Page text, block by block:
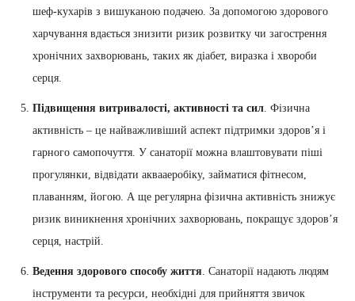
шеф-кухарів з вишуканою подачею. За допомогою здорового
харчування вдається знизити ризик розвитку чи загострення
хронічних захворювань, таких як діабет, виразка і хвороби
серця.
Підвищення витривалості, активності та сил. Фізична
активність – це найважливіший аспект підтримки здоров’я і
гарного самопочуття. У санаторії можна влаштовувати піші
прогулянки, відвідати аквааеробіку, займатися фітнесом,
плаванням, йогою. А ще регулярна фізична активність знижує
ризик виникнення хронічних захворювань, покращує здоров’я
серця, настрій.
Ведення здорового способу життя. Санаторії надають людям
інструменти та ресурси, необхідні для прийняття звичок